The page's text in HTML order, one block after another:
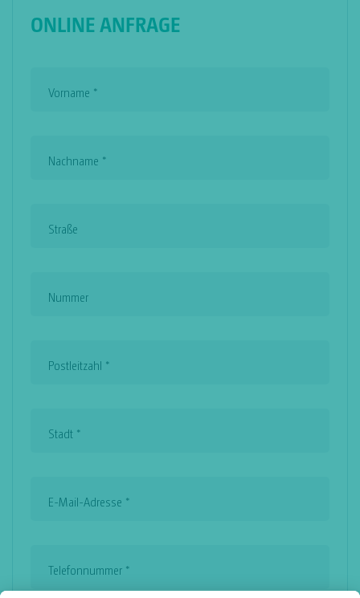
ONLINE ANFRAGE
Vorname *
Nachname *
Straße
Nummer
Postleitzahl *
Stadt *
E-Mail-Adresse *
Telefonnummer *